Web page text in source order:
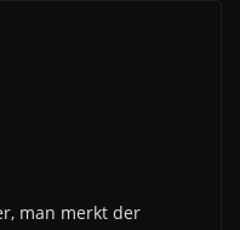
man merkt der